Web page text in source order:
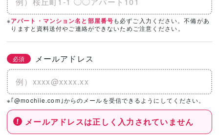
3/3
必須 「カタログ請求」「相談・見学」したい会
社を選択！
基本情報とこだわりの条件を設定いただくと、
こちらのエリアにハウスメーカー・工務店が表示されます。
※アパート・マンション名と部屋番号も必ずご入力ください。不備があ
りますと資料送付やご連絡ができないためご注意ください。
必須 メールアドレス
※｢@mochiie.com｣からのメールを受信できるようにしてください。
メールアドレスは正しく入力されていません